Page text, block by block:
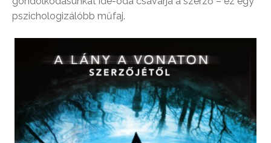
pszichologizálóbb műfaj.